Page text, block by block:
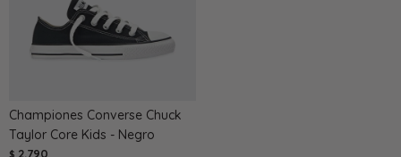
Championes Converse Chuck
Taylor Core Kids - Negro
2.790